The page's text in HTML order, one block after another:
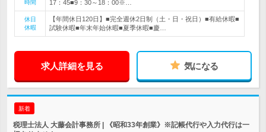
時間
17：45■9：30～18：00※…
休日
休暇
【年間休日120日】■完全週休2日制（土・日・祝日）■有給休暇■
試験休暇■年末年始休暇■夏季休暇■慶…
求人詳細を見る 気になる
新着
税理士法人 大藤会計事務所 | 《昭和33年創業》※記帳代行や入力代行は一